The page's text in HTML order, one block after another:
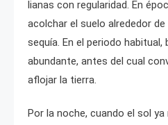
lianas con regularidad. En
acolchar el suelo alrededor
sequía. En el periodo
abundante, antes del cual
aflojar la tierra.
Por la noche, cuando el sol